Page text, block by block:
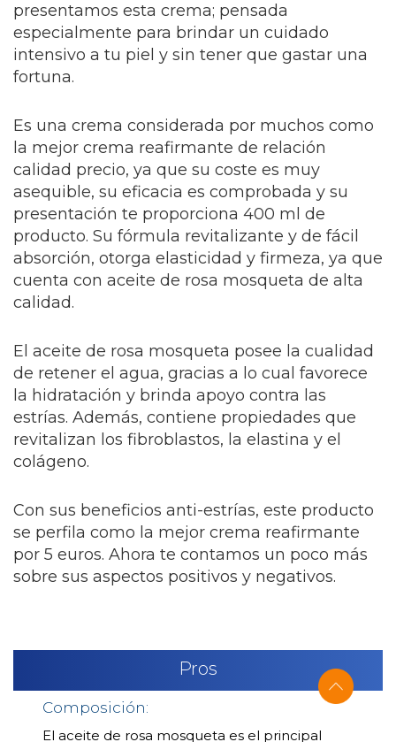
presentamos esta crema; pensada
especialmente para brindar un cuidado
intensivo a tu piel y sin tener que gastar una
fortuna.
Es una crema considerada por muchos como
la mejor crema reafirmante de relación
calidad precio, ya que su coste es muy
asequible, su eficacia es comprobada y su
presentación te proporciona 400 ml de
producto. Su fórmula revitalizante y de fácil
absorción, otorga elasticidad y firmeza, ya que
cuenta con aceite de rosa mosqueta de alta
calidad.
El aceite de rosa mosqueta posee la cualidad
de retener el agua, gracias a lo cual favorece
la hidratación y brinda apoyo contra las
estrías. Además, contiene propiedades que
revitalizan los fibroblastos, la elastina y el
colágeno.
Con sus beneficios anti-estrías, este producto
se perfila como la mejor crema reafirmante
por 5 euros. Ahora te contamos un poco más
sobre sus aspectos positivos y negativos.
Pros
Composición:
El aceite de rosa mosqueta es el principal